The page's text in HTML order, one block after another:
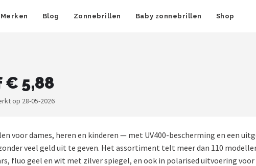
Merken Blog Zonnebrillen Baby zonnebrillen Shop
€ 5,88
op 28-05-2026
voor dames, heren en kinderen — met UV400-bescherming en een
veel geld uit te geven. Het assortiment telt meer dan 110
fluo geel en wit met zilver spiegel, en ook in polarised uitvoering